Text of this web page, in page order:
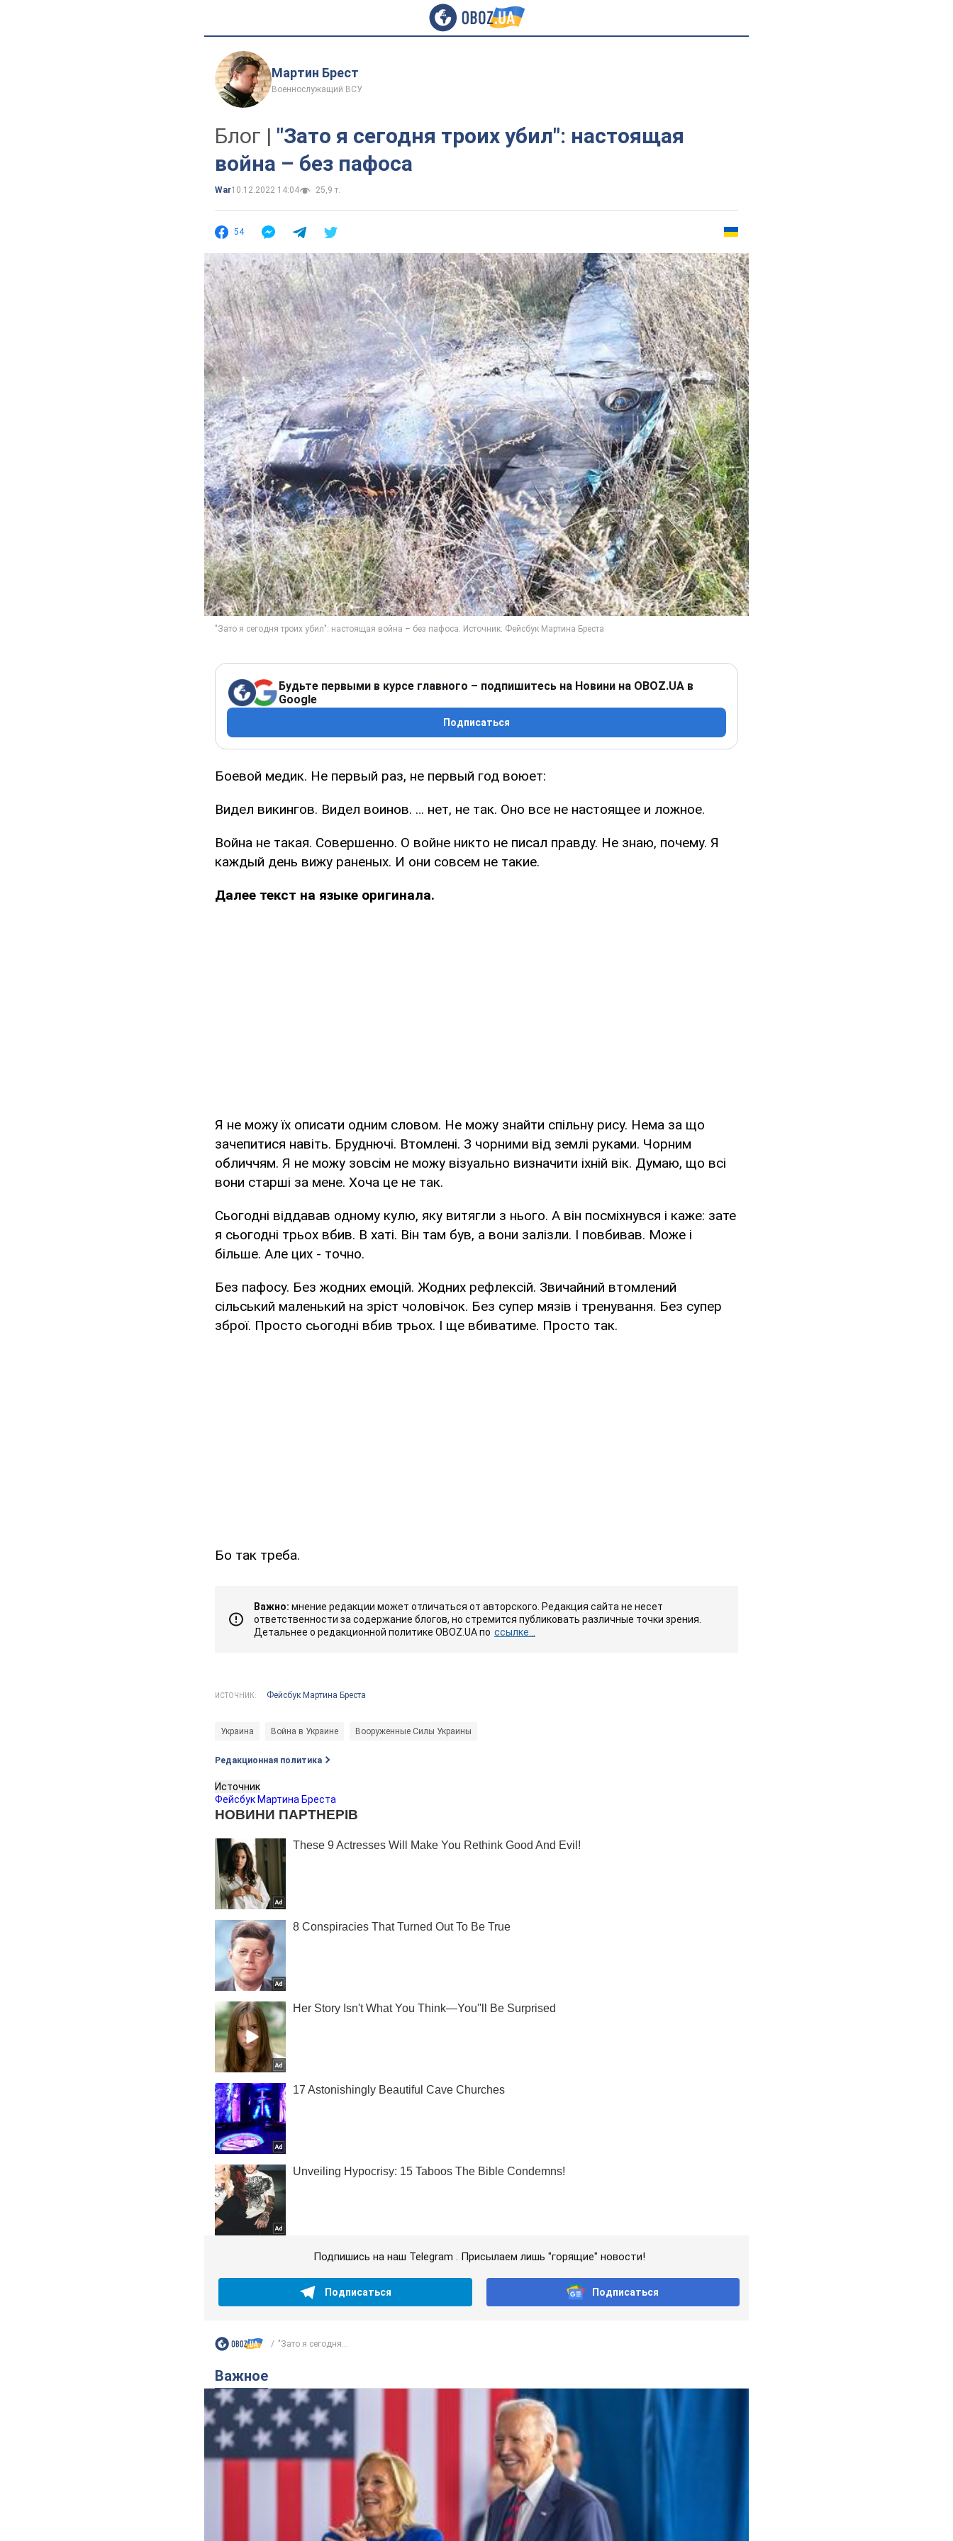
Мартин Брест
Военнослужащий ВСУ
Блог | "Зато я сегодня троих убил": настоящая
война – без пафоса
War10.12.2022 14:04 25,9 т.
54
Будьте первыми в курсе главного – подпишитесь на Новини на OBOZ.UA в
Google
Подписаться
Боевой медик. Не первый раз, не первый год воюет:
Видел викингов. Видел воинов. … нет, не так. Оно все не настоящее и ложное.
Война не такая. Совершенно. О войне никто не писал правду. Не знаю, почему. Я
каждый день вижу раненых. И они совсем не такие.
Далее текст на языке оригинала.
Я не можу їх описати одним словом. Не можу знайти спільну рису. Нема за що
зачепитися навіть. Бруднючі. Втомлені. З чорними від землі руками. Чорним
обличчям. Я не можу зовсім не можу візуально визначити іхній вік. Думаю, що всі
вони старші за мене. Хоча це не так.
Сьогодні віддавав одному кулю, яку витягли з нього. А він посміхнувся і каже: зате
я сьогодні трьох вбив. В хаті. Він там був, а вони залізли. І повбивав. Може і
більше. Але цих - точно.
Без пафосу. Без жодних емоцій. Жодних рефлексій. Звичайний втомлений
сільський маленький на зріст чоловічок. Без супер мязів і тренування. Без супер
зброї. Просто сьогодні вбив трьох. І ще вбиватиме. Просто так.
Бо так треба.
Важно: мнение редакции может отличаться от авторского. Редакция сайта не несет
ответственности за содержание блогов, но стремится публиковать различные точки зрения.
Детальнее о редакционной политике OBOZ.UA по ссылке...
ИСТОЧНИК: Фейсбук Мартина Бреста
Украина Война в Украине Вооруженные Силы Украины
Редакционная политика
Источник
Фейсбук Мартина Бреста
Подпишись на наш Telegram . Присылаем лишь "горящие" новости!
Подписаться Подписаться
"Зато я сегодня...
Важное